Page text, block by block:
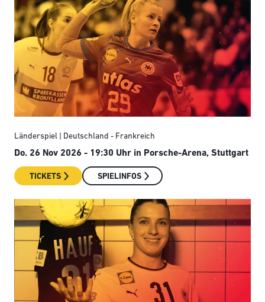
Länderspiel | Deutschland - Frankreich
Do. 26 Nov 2026 - 19:30 Uhr in Porsche-Arena, Stuttgart
TICKETS SPIELINFOS